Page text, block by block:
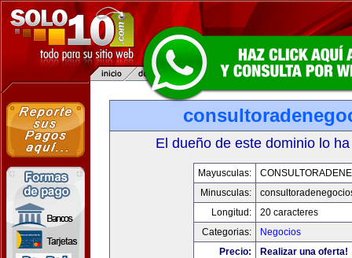
El dueño de este dominio lo
Mayusculas:
Minusculas:
Longitud:
20 caracteres
Categorias:
Negocios
Precio:
Realizar una oferta!